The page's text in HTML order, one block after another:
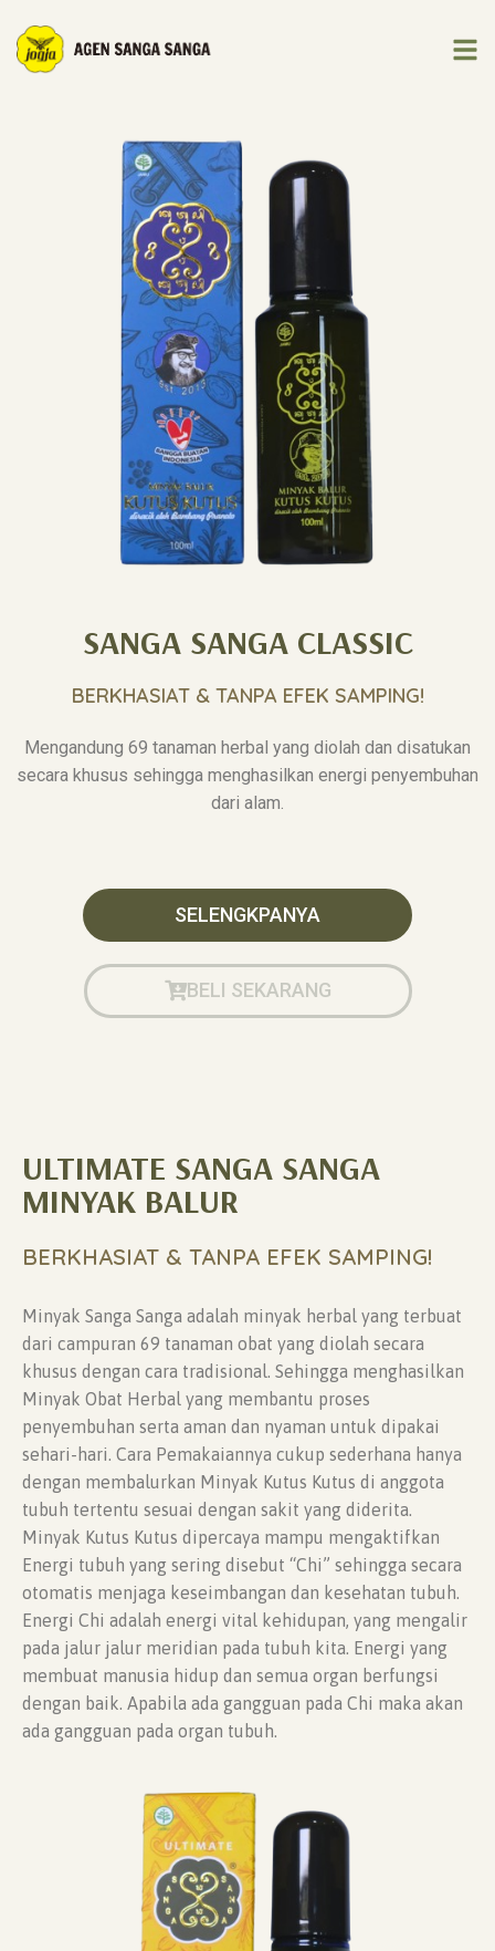
SANGA SANGA CLASSIC
BERKHASIAT & TANPA EFEK SAMPING!
Mengandung 69 tanaman herbal yang diolah dan disatukan
secara khusus sehingga menghasilkan energi penyembuhan
dari alam.
SELENGKPANYA
BELI SEKARANG
ULTIMATE SANGA SANGA
MINYAK BALUR
BERKHASIAT & TANPA EFEK SAMPING!
Minyak Sanga Sanga adalah minyak herbal yang terbuat
dari campuran 69 tanaman obat yang diolah secara
khusus dengan cara tradisional. Sehingga menghasilkan
Minyak Obat Herbal yang membantu proses
penyembuhan serta aman dan nyaman untuk dipakai
sehari-hari. Cara Pemakaiannya cukup sederhana hanya
dengan membalurkan Minyak Kutus Kutus di anggota
tubuh tertentu sesuai dengan sakit yang diderita.
Minyak Kutus Kutus dipercaya mampu mengaktifkan
Energi tubuh yang sering disebut “Chi” sehingga secara
otomatis menjaga keseimbangan dan kesehatan tubuh.
Energi Chi adalah energi vital kehidupan, yang mengalir
pada jalur jalur meridian pada tubuh kita. Energi yang
membuat manusia hidup dan semua organ berfungsi
dengan baik. Apabila ada gangguan pada Chi maka akan
ada gangguan pada organ tubuh.